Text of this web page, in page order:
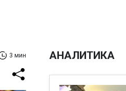
3 мин АНАЛИТИКА